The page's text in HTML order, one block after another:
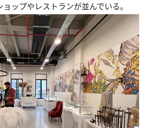
ップやレストランが並んでいる。